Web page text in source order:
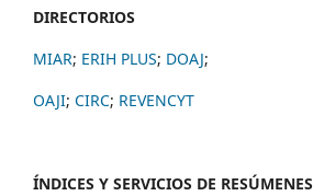
DIRECTORIOS
MIAR; ERIH PLUS; DOAJ;
OAJI; CIRC; REVENCYT
ÍNDICES Y SERVICIOS DE RESÚMENES